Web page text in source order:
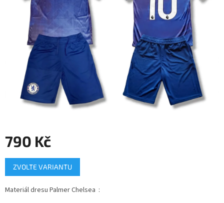
hvězdiček.
790 Kč
Měrná
cena:
ZVOLTE VARIANTU
Materiál dresu Palmer Chelsea :